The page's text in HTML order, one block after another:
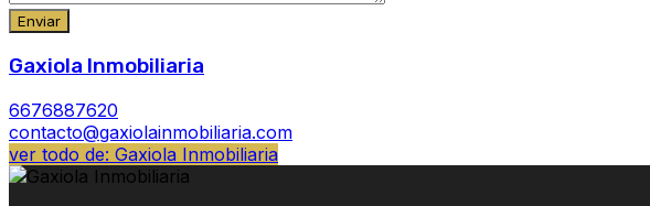
Gaxiola Inmobiliaria
6676887620
contacto@gaxiolainmobiliaria.com
ver todo de: Gaxiola Inmobiliaria